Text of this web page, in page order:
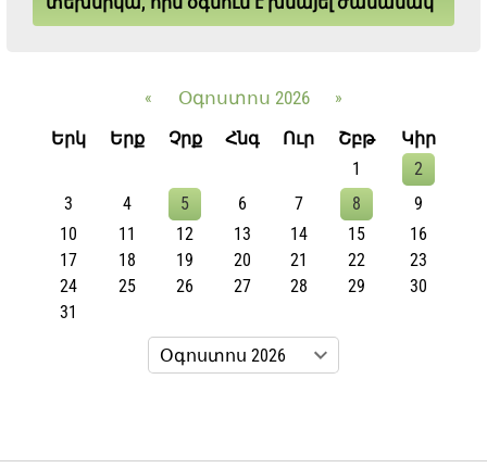
« Օգոստոս 2026
»
Երկ
Երք Չրք Հնգ Ուր Շբթ
Կիր
1
2
3
4 5 6 7 8
9
10
11 12 13 14 15
16
17
18 19 20 21 22
23
24
25 26 27 28 29
30
31